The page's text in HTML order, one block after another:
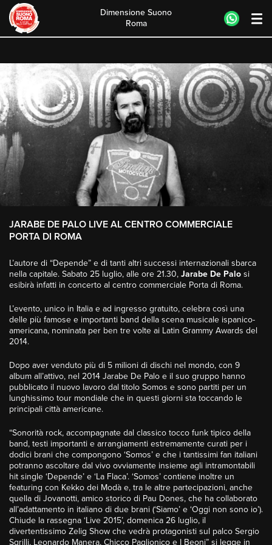
content
Dimensione Suono
Roma
JARABE DE PALO LIVE AL CENTRO COMMERCIALE
PORTA DI ROMA
L’autore di “Depende” e di tanti altri successi internazionali sbarca
nella capitale. Sabato 25 luglio, alle ore 21.30, Jarabe De Palo si
esibirà infatti in concerto al centro commerciale Porta di Roma.
L’evento, unico in Italia e ad ingresso gratuito, celebra così una
delle più famose e importanti band della scena musicale ispanico-
americana, nominata per ben tre volte ai Latin Grammy Awards del
2014.
Dopo aver venduto più di 5 milioni di dischi nel mondo, con 9
album all’attivo, nel 2014 Jarabe De Palo e il suo gruppo hanno
pubblicato il nuovo lavoro dal titolo Somos e sono partiti per un
lunghissimo tour mondiale che in questi giorni sta toccando le
principali città americane.
“Sonorità rock, accompagnate dal classico tocco funk tipico della
band, testi importanti e arrangiamenti estremamente curati per i
dodici brani che compongono ‘Somos’ e che i tantissimi fan italiani
potranno ascoltare dal vivo ovviamente insieme agli intramontabili
hit single ‘Depende’ e ‘La Flaca’. ‘Somos’ contiene inoltre un
featuring con Kekko dei Modà e, tra le altre partecipazioni, anche
quella di Jovanotti, amico storico di Pau Dones, che ha collaborato
all’adattamento in italiano di due brani (‘Siamo’ e ‘Oggi non sono io’).
Chiude la rassegna ‘Live 2015’, domenica 26 luglio, il
divertentissimo Zelig Show che vedrà protagonisti sul palco Sergio
Sgrilli, Leonardo Manera, Chicco Paglionico e I Beoni” si legge in